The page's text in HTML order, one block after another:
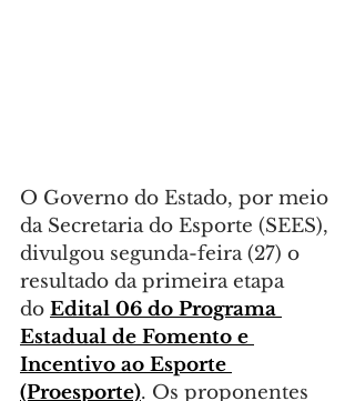
O Governo do Estado, por meio
da Secretaria do Esporte (SEES),
divulgou segunda-feira (27) o
resultado da primeira etapa
do Edital 06 do Programa
Estadual de Fomento e
Incentivo ao Esporte
(Proesporte). Os proponentes